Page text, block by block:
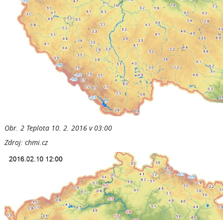
Obr. 2 Teplota 10. 2. 2016 v 03:00
Zdroj: chmi.cz